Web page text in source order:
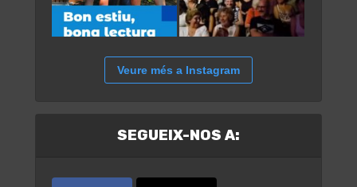
Veure més a Instagram
SEGUEIX-NOS A: